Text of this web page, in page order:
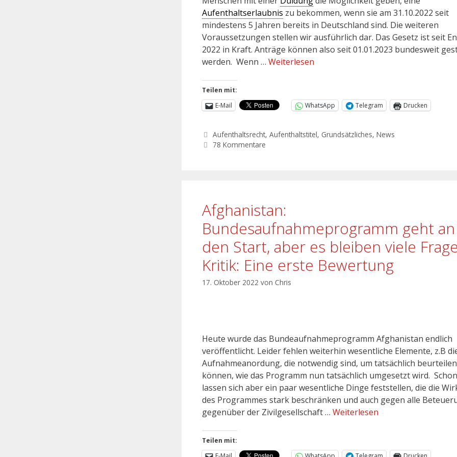
Aufenthaltserlaubnis zu bekommen, wenn sie am 31.10.2022 seit
mindestens 5 Jahren bereits in Deutschland sind. Die weiteren
Voraussetzungen stellen wir ausführlich dar. Das Gesetz ist seit
2022 in Kraft. Anträge können also seit 01.01.2023 bundesweit
werden. Wenn … Weiterlesen
Teilen mit:
E-Mail
WhatsApp Telegram Drucken
Aufenthaltsrecht,Aufenthaltstitel, Grundsätzliches,News
78 Kommentare
Afghanistan:
Bundesaufnahmeprogramm geht an
den Start, aber es bleiben viele
Kritik: Eine erste Bewertung
17. Oktober 2022 von Chris
Heute wurde das Bundeaufnahmeprogramm Afghanistan endlich
veröffentlicht. Leider fehlen weiterhin wesentliche Elemente, z.B
Aufnahmeanordung, die notwendig sind, um tatsächlich
können, wie das Programm nun tatsächlich umgesetzt wird.
lassen sich aber ein paar wesentliche Dinge feststellen, die die
des Programmes stark beschränken und auch gegen alle
gegenüber der Zivilgesellschaft … Weiterlesen
Teilen mit: